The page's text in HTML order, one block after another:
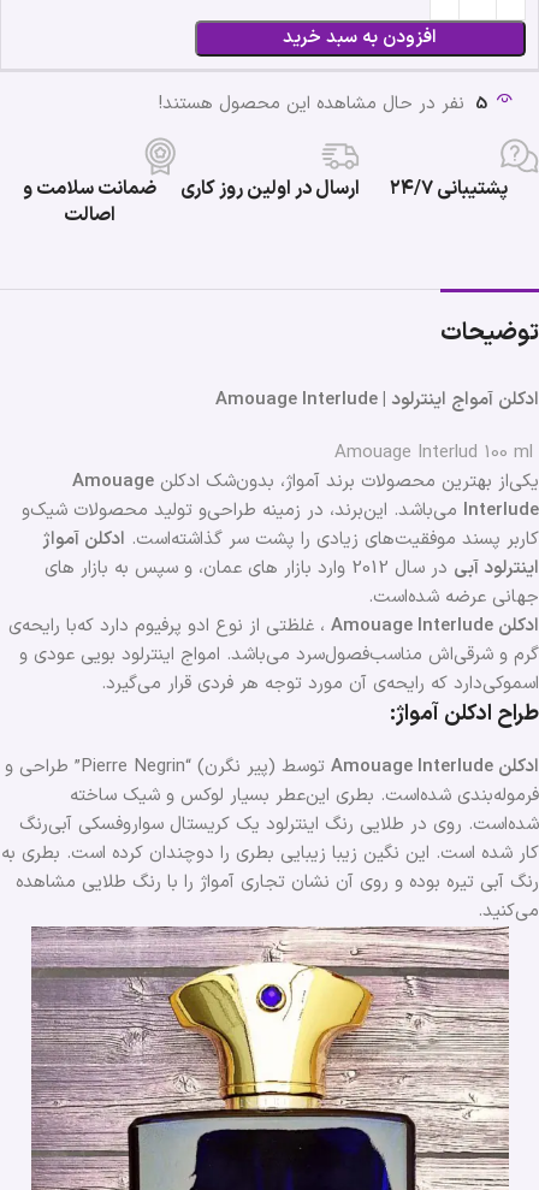
افزودن به سبد خرید
5 نفر در حال مشاهده این محصول هستند!
پشتیبانی ۲۴/۷ ارسال در اولین روز کاری
ضمانت سلامت و
اصالت
توضیحات
ادکلن آمواج اینترلود | Amouage Interlude
یکی‌از بهترین محصولات برند آمواژ، بدون‌شک ادکلن Amouage
Interlude می‌باشد. این‌برند، در زمینه طراحی‌و تولید محصولات شیک‌و
کاربر پسند موفقیت‌های زیادی را پشت سر گذاشته‌است. ادکلن آمواژ
اینترلود آبی
در سال 2012 وارد بازار های عمان، و سپس به بازار های
جهانی عرضه شده‌است.
ادکلن Amouage Interlude
، غلظتی از نوع ادو پرفیوم دارد که‌با رایحه‌ی
گرم و شرقی‌اش مناسب‌فصول‌سرد می‌باشد. امواج اینترلود بویی عودی و
اسموکی‌دارد که ‌رایحه‌ی آن مورد توجه هر فردی قرار می‌گیرد.
طراح ادکلن آمواژ:
ادکلن Amouage Interlude
توسط (پیر نگرن) “Pierre Negrin” طراحی و
فرموله‌بندی شده‌است. بطری این‌عطر بسیار لوکس و شیک ساخته
شده‌است. روی در طلایی ‌رنگ اینترلود یک کریستال سواروفسکی آبی‌رنگ
کار شده است. این نگین زیبا زیبایی بطری را دوچندان کرده است. بطری به
رنگ آبی تیره بوده و روی آن نشان تجاری آمواژ را با رنگ طلایی مشاهده
می‎‌کنید.